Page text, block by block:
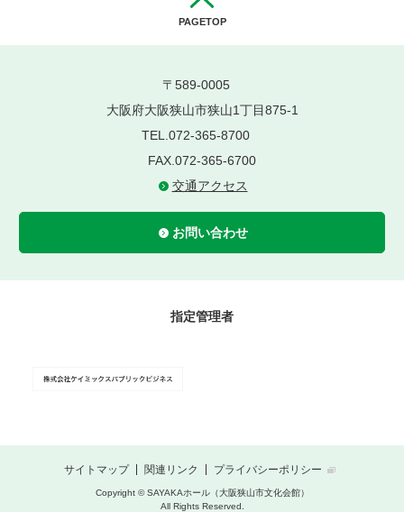
PAGETOP
〒589-0005
大阪府大阪狭山市狭山1丁目875-1
TEL.072-365-8700
FAX.072-365-6700
交通アクセス
お問い合わせ
指定管理者
サイトマップ 関連リンク プライバシーポリシー
Copyright © SAYAKAホール（大阪狭山市文化会館）
All Rights Reserved.